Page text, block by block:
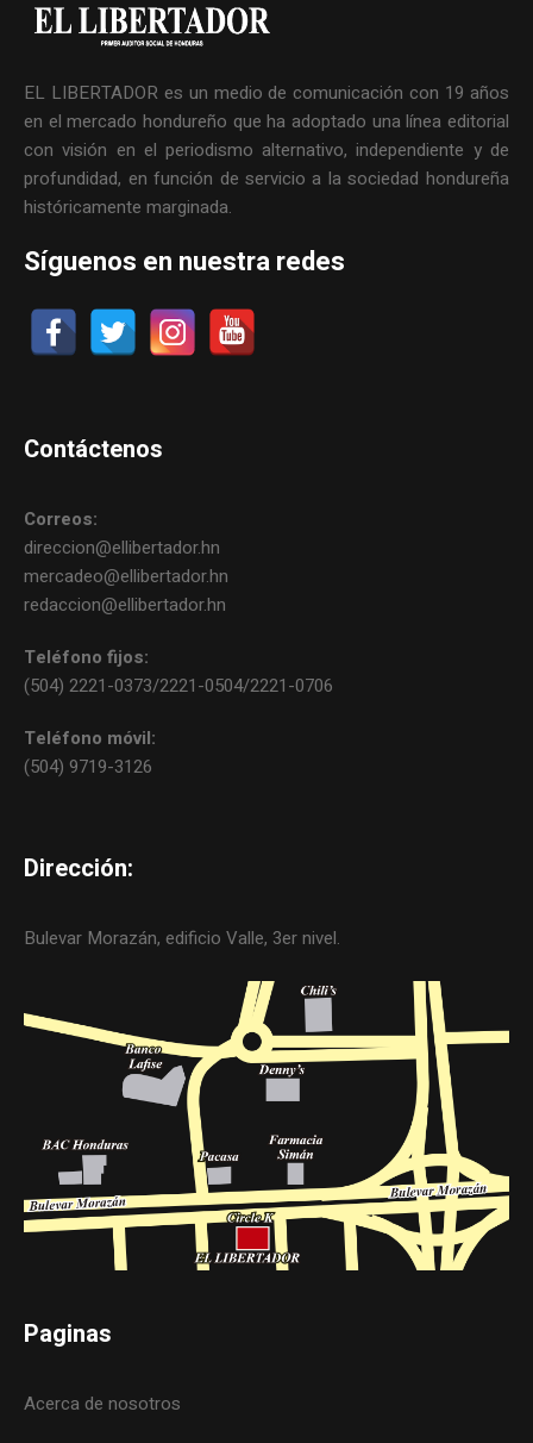
EL LIBERTADOR es un medio de comunicación con 19 años
en el mercado hondureño que ha adoptado una línea editorial
con visión en el periodismo alternativo, independiente y de
profundidad, en función de servicio a la sociedad hondureña
históricamente marginada.
Síguenos en nuestra redes
Contáctenos
Correos:
direccion@ellibertador.hn
mercadeo@ellibertador.hn
redaccion@ellibertador.hn
Teléfono fijos:
(504) 2221-0373/2221-0504/2221-0706
Teléfono móvil:
(504) 9719-3126
Dirección:
Bulevar Morazán, edificio Valle, 3er nivel.
Paginas
Acerca de nosotros